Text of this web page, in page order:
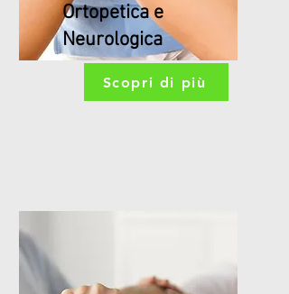
Ortopetica e
Neurologica
Scopri di più